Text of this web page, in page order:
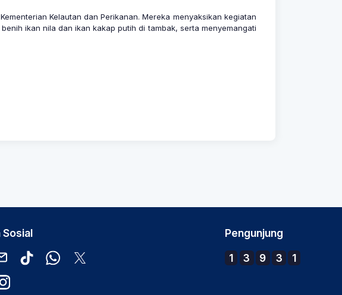
Kelautan dan Perikanan. Mereka menyaksikan kegiatan
ikan nila dan ikan kakap putih di tambak, serta menyemangati
Sosial Pengunjung
1 3 9 3 1